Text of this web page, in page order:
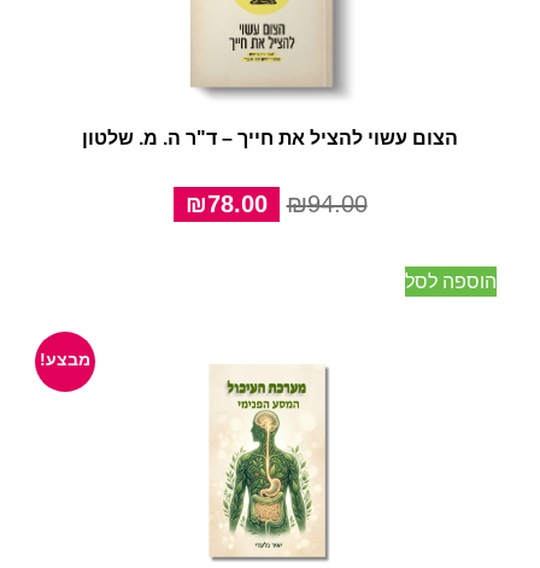
הצום עשוי להציל את חייך – ד"ר ה. מ. שלטון
₪94.00
המחיר
המקורי
₪78.00
הנוכחי
הוספה לסל
מבצע!